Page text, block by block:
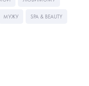
МУЖУ SPA & BEAUTY